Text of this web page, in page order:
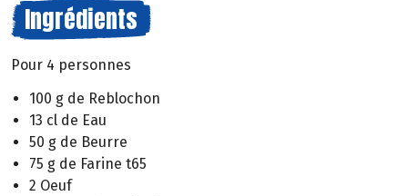
Ingrédients
Pour 4 personnes
100 g de Reblochon
13 cl de Eau
50 g de Beurre
75 g de Farine t65
2 Oeuf